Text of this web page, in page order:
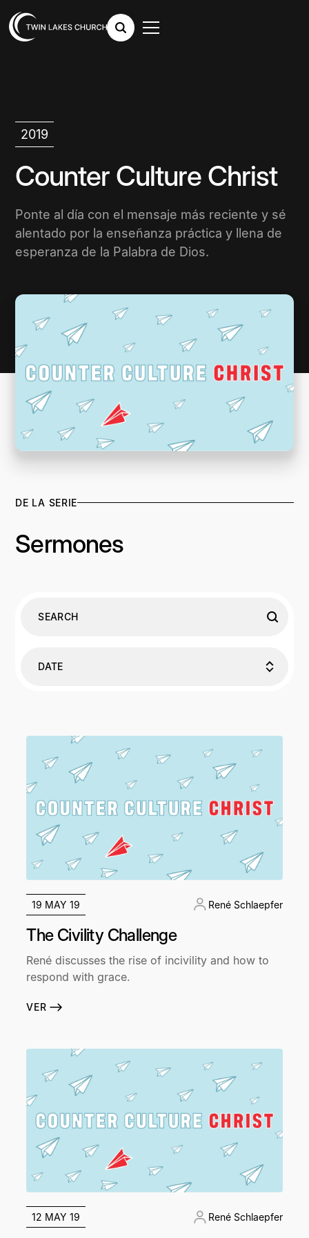
2019
Counter Culture Christ
Ponte al día con el mensaje más reciente y sé
alentado por la enseñanza práctica y llena de
esperanza de la Palabra de Dios.
DE LA SERIE
Sermones
DATE
19 MAY 19 René Schlaepfer
The Civility Challenge
René discusses the rise of incivility and how to
respond with grace.
VER
12 MAY 19 René Schlaepfer